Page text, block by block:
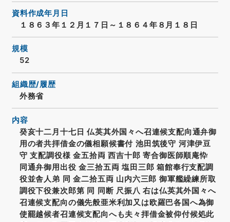
資料作成年月日
１８６３年１２月１７日～１８６４年８月１８日
規模
52
組織歴/履歴
外務省
内容
癸亥十二月十七日 仏英其外国々へ召連候支配向通弁御
用の者共拝借金の儀相願候書付 池田筑後守 河津伊豆
守 支配調役様 金五拾両 西吉十郎 寄合御医師順庵忰
同通弁御用出役 金三拾五両 塩田三郎 箱館奉行支配調
役並舎人弟 同 金二拾五両 山内六三郎 御軍艦繰練所取
調役下役兼次郎第 同 同断 尺振八 右は仏英其外国々へ
召連候支配向の儀先般亜米利加又は欧羅巴各国へ為御
使罷越候者召連候支配向へも夫々拝借金被仰付候処此